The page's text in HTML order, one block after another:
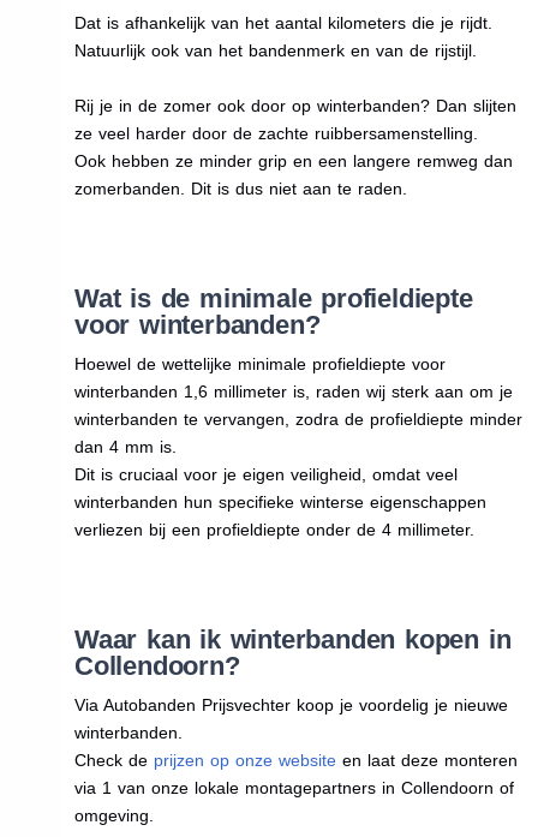
Dat is afhankelijk van het aantal kilometers die je rijdt.
Natuurlijk ook van het bandenmerk en van de rijstijl.
Rij je in de zomer ook door op winterbanden? Dan slijten
ze veel harder door de zachte ruibbersamenstelling.
Ook hebben ze minder grip en een langere remweg dan
zomerbanden. Dit is dus niet aan te raden.
Wat is de minimale profieldiepte
voor winterbanden?
Hoewel de wettelijke minimale profieldiepte voor
winterbanden 1,6 millimeter is, raden wij sterk aan om je
winterbanden te vervangen, zodra de profieldiepte minder
dan 4 mm is.
Dit is cruciaal voor je eigen veiligheid, omdat veel
winterbanden hun specifieke winterse eigenschappen
verliezen bij een profieldiepte onder de 4 millimeter.
Waar kan ik winterbanden kopen in
Collendoorn?
Via Autobanden Prijsvechter koop je voordelig je nieuwe
winterbanden.
Check de prijzen op onze websiteen laat deze monteren
via 1 van onze lokale montagepartners in Collendoorn of
omgeving.